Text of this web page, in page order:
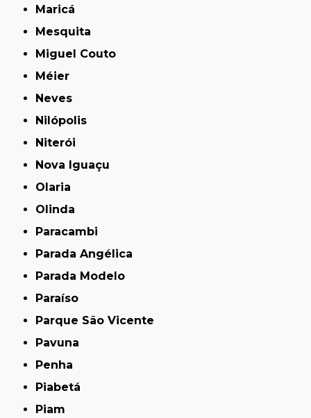
Maricá
Mesquita
Miguel Couto
Méier
Neves
Nilópolis
Niterói
Nova Iguaçu
Olaria
Olinda
Paracambi
Parada Angélica
Parada Modelo
Paraíso
Parque São Vicente
Pavuna
Penha
Piabetá
Piam